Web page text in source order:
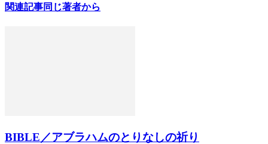
関連記事同じ著者から
BIBLE／アブラハムのとりなしの祈り